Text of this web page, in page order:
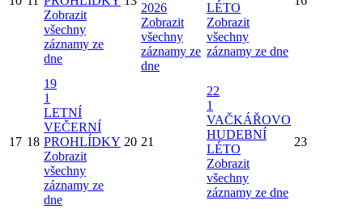
Zobrazit
všechny
záznamy ze
dne
2026
Zobrazit
všechny
záznamy ze
dne
LÉTO
Zobrazit
všechny
záznamy ze dne
17 18
19
1
LETNÍ
VEČERNÍ
PROHLÍDKY
Zobrazit
všechny
záznamy ze
dne
20 21
22
1
VAČKÁŘOVO
HUDEBNÍ
LÉTO
Zobrazit
všechny
záznamy ze dne
23